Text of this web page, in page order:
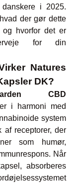
i 2025.
der gør dette
og hvorfor det er
for din
Natures
DK?
CBD
i harmoni med
system
af receptorer, der
som humør,
Når
absorberes